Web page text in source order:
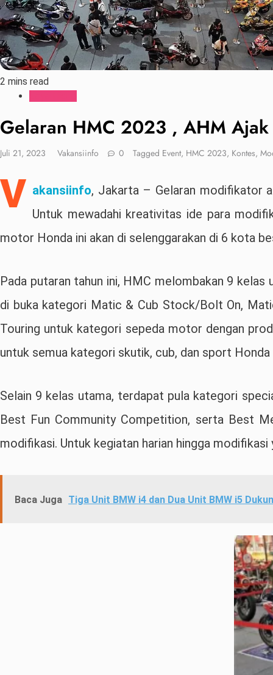
2 mins read
Gelaran HMC 2023 , AHM
Juli 21, 2023 Vakansiinfo 0 Tagged Event, HMC 2023, Kontes,
V akansiinfo, Jakarta – Gelaran modifikator
Untuk mewadahi kreativitas ide para
motor Honda ini akan di selenggarakan di 6 kota
Pada putaran tahun ini, HMC melombakan 9
di buka kategori Matic & Cub Stock/Bolt On,
Touring untuk kategori sepeda motor dengan
untuk semua kategori skutik, cub, dan sport
Selain 9 kelas utama, terdapat pula kategori
Best Fun Community Competition, serta Best
modifikasi. Untuk kegiatan harian hingga
Baca Juga Tiga Unit BMW i4 dan Dua Unit BMW i5